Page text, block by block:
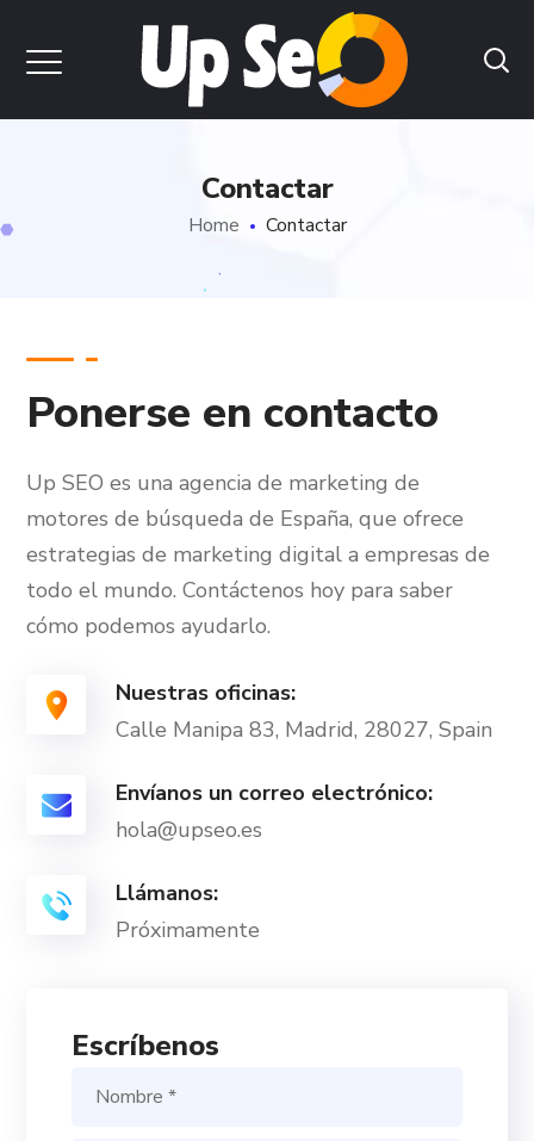
Contactar
Home Contactar
Ponerse en contacto
Up SEOes una agencia de marketing de
motores de búsqueda de España, que ofrece
estrategias de marketing digital a empresas de
todo el mundo. Contáctenos hoy para saber
cómo podemos ayudarlo.
Nuestras oficinas:
Calle Manipa 83, Madrid, 28027, Spain
Envíanos un correo electrónico:
hola@upseo.es
Llámanos:
Próximamente
Escríbenos